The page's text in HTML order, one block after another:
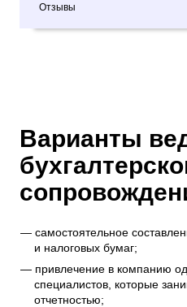
Отзывы
Варианты
самостоятельное
и налоговых бумаг;
привлечение в компанию
специалистов, которые
отчетностью;